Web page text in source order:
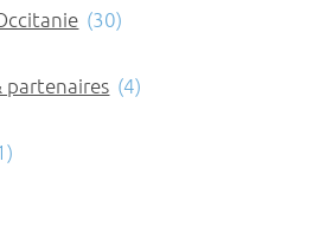
(30)
partenaires (4)